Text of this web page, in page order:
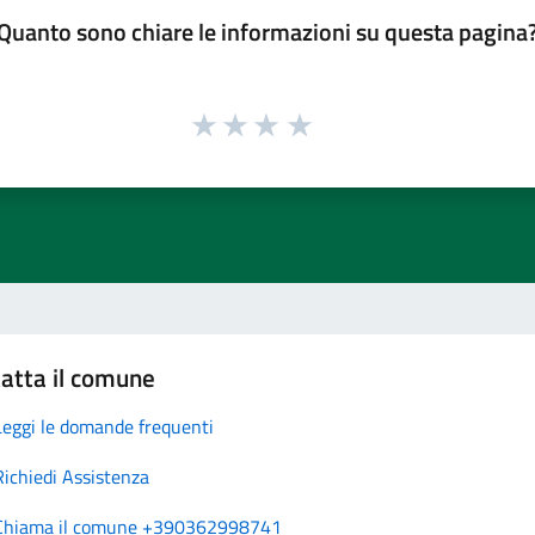
sono chiare le informazioni su questa
il comune
le domande frequenti
Assistenza
il comune +390362998741